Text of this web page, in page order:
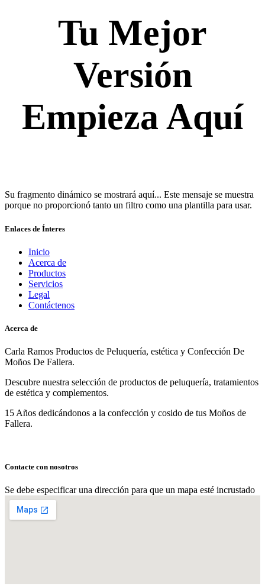
Tu Mejor
Versión
Empieza Aquí
Su fragmento dinámico se mostrará aquí... Este mensaje se muestra
porque no proporcionó tanto un filtro como una plantilla para usar.
Enlaces de Ínteres
Inicio
Acerca de
Productos
Servicios
Legal
Contáctenos
Acerca de
Carla Ramos Productos de Peluquería, estética y Confección De
Moños De Fallera.
Descubre nuestra selección de productos de peluquería, tratamientos
de estética y complementos.
15 Años dedicándonos a la confección y cosido de tus Moños de
Fallera.
Contacte con nosotros
Se debe especificar una dirección para que un mapa esté incrustado